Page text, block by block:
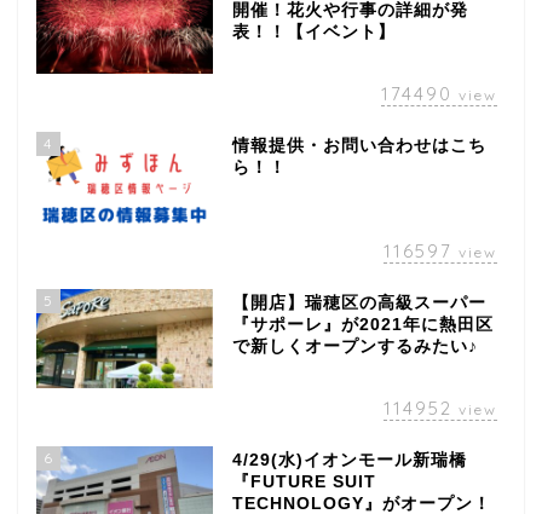
開催！花火や行事の詳細が発
表！！【イベント】
174490 view
4
情報提供・お問い合わせはこち
ら！！
116597 view
5
【開店】瑞穂区の高級スーパー
『サポーレ』が2021年に熱田区
で新しくオープンするみたい♪
114952 view
6
4/29(水)イオンモール新瑞橋
『FUTURE SUIT
TECHNOLOGY』がオープン！